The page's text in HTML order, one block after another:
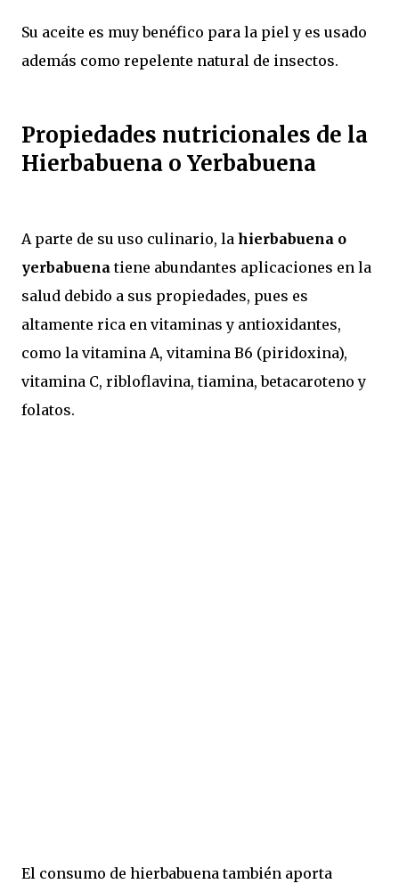
Su aceite es muy benéfico para la piel y es usado
además como repelente natural de insectos.
Propiedades nutricionales de la
Hierbabuena o Yerbabuena
A parte de su uso culinario, la hierbabuena o
yerbabuena tiene abundantes aplicaciones en la
salud debido a sus propiedades, pues es
altamente rica en vitaminas y antioxidantes,
como la vitamina A, vitamina B6 (piridoxina),
vitamina C, ribloflavina, tiamina, betacaroteno y
folatos.
El consumo de hierbabuena también aporta